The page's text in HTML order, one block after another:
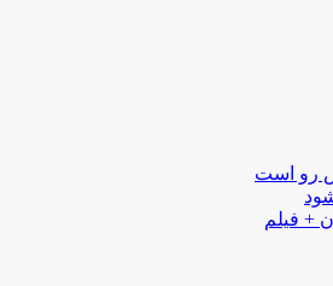
رو است
+ فیلم